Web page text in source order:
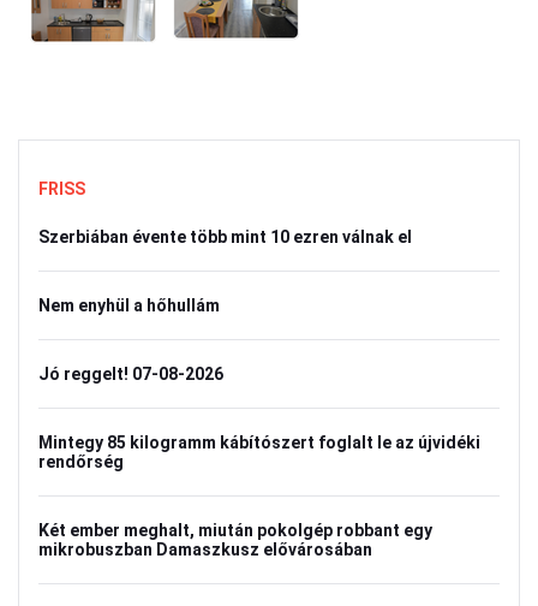
FRISS
Szerbiában évente több mint 10 ezren válnak el
Nem enyhül a hőhullám
Jó reggelt! 07-08-2026
Mintegy 85 kilogramm kábítószert foglalt le az újvidéki
rendőrség
Két ember meghalt, miután pokolgép robbant egy
mikrobuszban Damaszkusz elővárosában